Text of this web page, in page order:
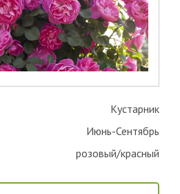
Кустарник
Июнь-Сентябрь
розовый/красный